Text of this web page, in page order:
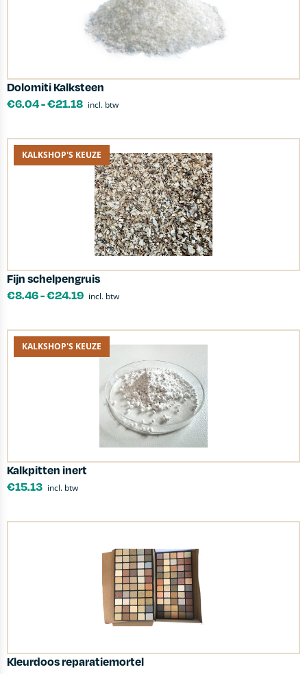
Dolomiti Kalksteen
€6.04-€21.18 incl. btw
KALKSHOP'S KEUZE
Fijn schelpengruis
€8.46-€24.19 incl. btw
KALKSHOP'S KEUZE
Kalkpitten inert
€15.13 incl. btw
Kleurdoos reparatiemortel